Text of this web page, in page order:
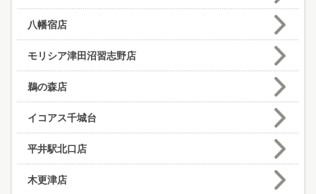
八幡宿店
モリシア津田沼習志野店
鵜の森店
イコアス千城台
平井駅北口店
木更津店